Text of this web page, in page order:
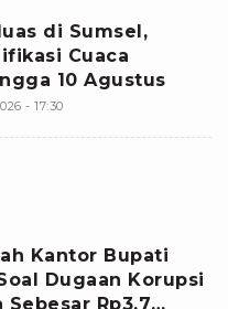
di Sumsel,
Cuaca
10 Agustus
- 17:30
Kantor Bupati
Dugaan Korupsi
Sebesar Rp3,7